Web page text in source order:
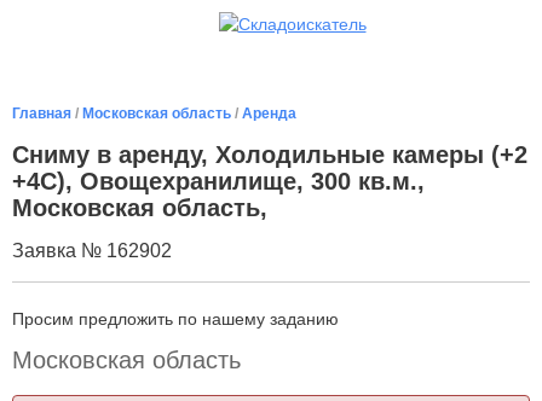
Главная / Московская область / Аренда
Сниму в аренду, Холодильные камеры (+2
+4С), Овощехранилище, 300 кв.м.,
Московская область,
Заявка № 162902
Просим предложить по нашему заданию
Московская область